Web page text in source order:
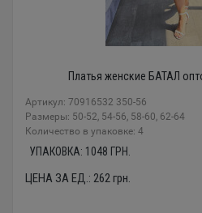
Платья женские БАТАЛ
Артикул: 70916532 350-56
Размеры: 50-52, 54-56, 58-60, 62-64
Количество в упаковке: 4
УПАКОВКА: 1048 ГРН.
ЦЕНА ЗА ЕД.: 262грн.